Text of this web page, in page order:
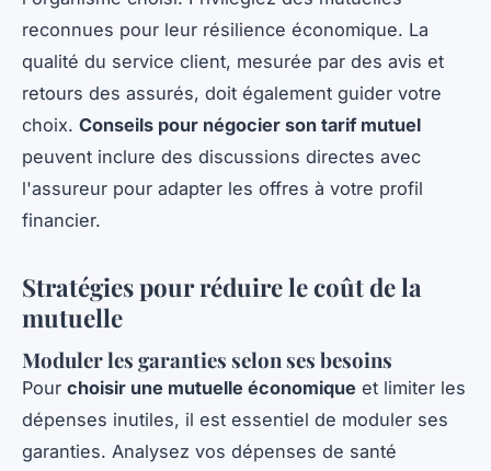
reconnues pour leur résilience économique. La
qualité du service client, mesurée par des avis et
retours des assurés, doit également guider votre
choix. Conseils pour négocier son tarif mutuel
peuvent inclure des discussions directes avec
l'assureur pour adapter les offres à votre profil
financier.
Stratégies pour réduire le coût de la
mutuelle
Moduler les garanties selon ses besoins
Pour choisir une mutuelle économique et limiter les
dépenses inutiles, il est essentiel de moduler ses
garanties. Analysez vos dépenses de santé